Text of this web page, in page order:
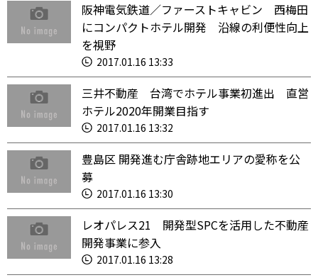
阪神電気鉄道／ファーストキャビン 西梅田
にコンパクトホテル開発 沿線の利便性向上
を視野
2017.01.16 13:33
三井不動産 台湾でホテル事業初進出 直営
ホテル2020年開業目指す
2017.01.16 13:32
豊島区 開発進む庁舎跡地エリアの愛称を公
募
2017.01.16 13:30
レオパレス21 開発型SPCを活用した不動産
開発事業に参入
2017.01.16 13:28